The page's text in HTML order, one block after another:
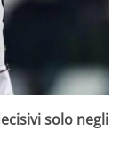
solo negli